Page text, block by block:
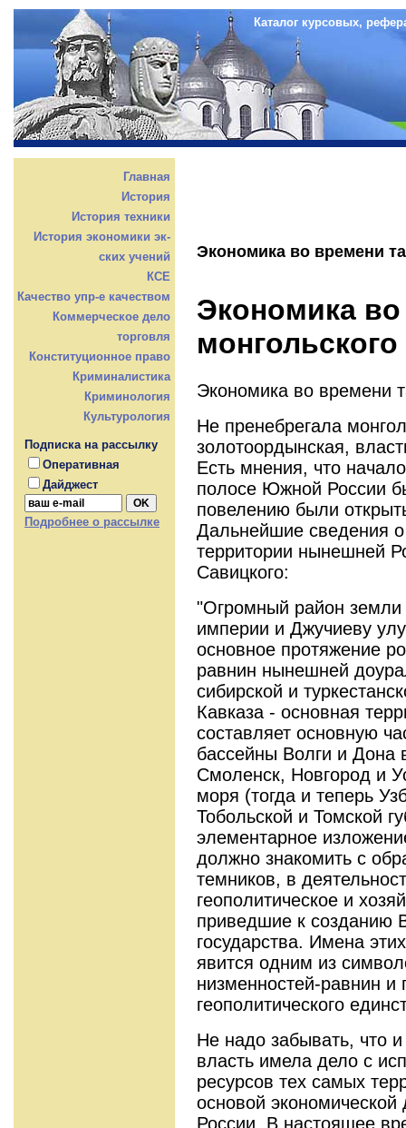
Каталог курсовых,
Главная
История
История техники
История экономики эк-
ских учений
КСЕ
Качество упр-е качеством
Коммерческое дело
торговля
Конституционное право
Криминалистика
Криминология
Культурология
Подписка на рассылку
Оперативная
Дайджест
Подробнее о рассылке
Экономика во времени
Экономика
монгольского
Экономика во времени
Не пренебрегала
золотоордынская,
Есть мнения, что
полосе Южной России
повелению были
Дальнейшие сведения о
территории нынешней
Савицкого:
"Огромный район земли
империи и Джучиеву
основное протяжение
равнин нынешней
сибирской и
Кавказа - основная
составляет основную
бассейны Волги и Дона
Смоленск, Новгород и
моря (тогда и теперь
Тобольской и Томской
элементарное
должно знакомить с
темников, в
геополитическое и
приведшие к созданию
государства. Имена
явится одним из
низменностей-равнин и
геополитического
Не надо забывать, что
власть имела дело с
ресурсов тех самых
основой экономической
России. В настоящее